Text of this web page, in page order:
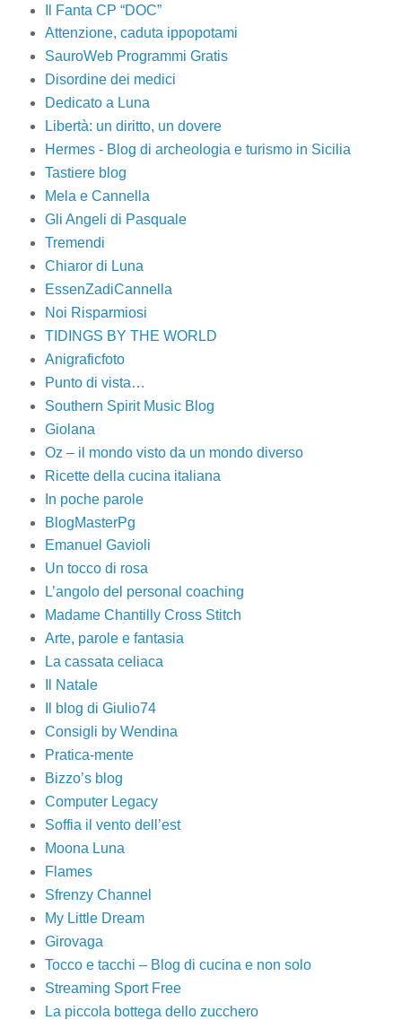
Il Fanta CP “DOC”
Attenzione, caduta ippopotami
SauroWeb Programmi Gratis
Disordine dei medici
Dedicato a Luna
Libertà: un diritto, un dovere
Hermes - Blog di archeologia e turismo in Sicilia
Tastiere blog
Mela e Cannella
Gli Angeli di Pasquale
Tremendi
Chiaror di Luna
EssenZadiCannella
Noi Risparmiosi
TIDINGS BY THE WORLD
Anigraficfoto
Punto di vista…
Southern Spirit Music Blog
Giolana
Oz – il mondo visto da un mondo diverso
Ricette della cucina italiana
In poche parole
BlogMasterPg
Emanuel Gavioli
Un tocco di rosa
L’angolo del personal coaching
Madame Chantilly Cross Stitch
Arte, parole e fantasia
La cassata celiaca
Il Natale
Il blog di Giulio74
Consigli by Wendina
Pratica-mente
Bizzo’s blog
Computer Legacy
Soffia il vento dell’est
Moona Luna
Flames
Sfrenzy Channel
My Little Dream
Girovaga
Tocco e tacchi – Blog di cucina e non solo
Streaming Sport Free
La piccola bottega dello zucchero